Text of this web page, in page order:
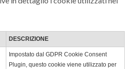
DESCRIZIONE
Impostato dal GDPR Cookie Consent
Plugin, questo cookie viene utilizzato per